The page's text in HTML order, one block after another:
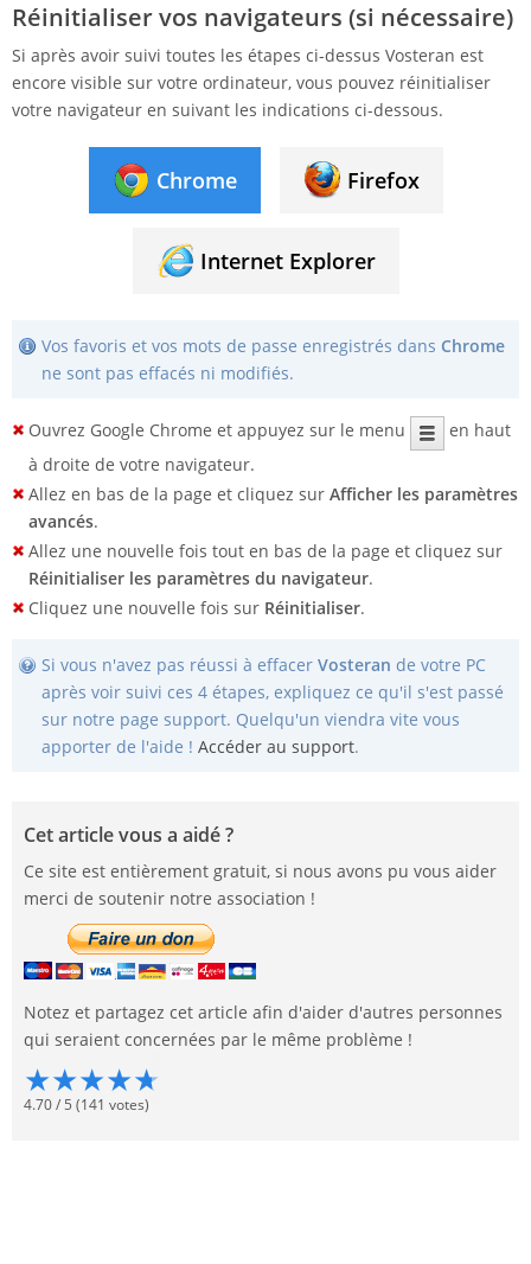
Réinitialiser vos navigateurs (si nécessaire)
Si après avoir suivi toutes les étapes ci-dessus Vosteran est
encore visible sur votre ordinateur, vous pouvez réinitialiser
votre navigateur en suivant les indications ci-dessous.
Chrome Firefox
Internet Explorer
Vos favoris et vos mots de passe enregistrés dans Chrome
ne sont pas effacés ni modifiés.
Ouvrez Google Chrome et appuyez sur le menu
en haut
à droite de votre navigateur.
Allez en bas de la page et cliquez sur Afficher les paramètres
avancés.
Allez une nouvelle fois tout en bas de la page et cliquez sur
Réinitialiser les paramètres du navigateur.
Cliquez une nouvelle fois sur Réinitialiser.
Si vous n'avez pas réussi à effacer Vosteran de votre PC
après voir suivi ces 4 étapes, expliquez ce qu'il s'est passé
sur notre page support. Quelqu'un viendra vite vous
apporter de l'aide ! Accéder au support.
Cet article vous a aidé ?
Ce site est entièrement gratuit, si nous avons pu vous aider
merci de soutenir notre association !
Notez et partagez cet article afin d'aider d'autres personnes
qui seraient concernées par le même problème !
★★★★★
4.70/ 5 (141 votes)